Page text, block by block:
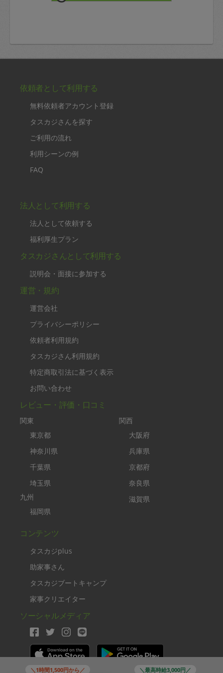
＼1時間1,500円から／ ＼最高時給3,000円／
依頼者として利用する
無料依頼者アカウント登録
タスカジさんを探す
ご利用の流れ
利用シーンの例
FAQ
法人として利用する
法人として依頼する
福利厚生プラン
タスカジさんとして利用する
説明会・面接に参加する
運営・規約
運営会社
プライバシーポリシー
依頼者利用規約
タスカジさん利用規約
特定商取引法に基づく表示
お問い合わせ
レビュー・評価・口コミ
関東
東京都
神奈川県
千葉県
埼玉県
九州
福岡県
関西
大阪府
兵庫県
京都府
奈良県
滋賀県
コンテンツ
タスカジplus
助家事さん
タスカジブートキャンプ
家事クリエイター
ソーシャルメディア